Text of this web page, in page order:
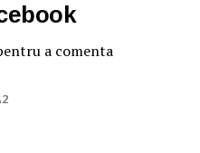
a comenta